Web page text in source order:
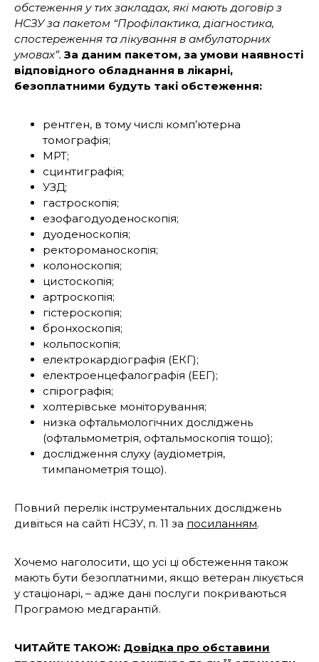
обстеження у тих закладах, які мають договір з
НСЗУ за пакетом “Профілактика, діагностика,
спостереження та лікування в амбулаторних
умовах”. За даним пакетом, за умови наявності
відповідного обладнання в лікарні,
безоплатними будуть такі обстеження:
рентген, в тому числі комп’ютерна
томографія;
МРТ;
сцинтиграфія;
УЗД;
гастроскопія;
езофагодуоденоскопія;
дуоденоскопія;
ректороманоскопія;
колоноскопія;
цистоскопія;
артроскопія;
гістероскопія;
бронхоскопія;
кольпоскопія;
електрокардіографія (ЕКГ);
електроенцефалографія (ЕЕГ);
спірографія;
холтерівське моніторування;
низка офтальмологічних досліджень
(офтальмометрія, офтальмоскопія тощо);
дослідження слуху (аудіометрія,
тимпанометрія тощо).
Повний перелік інструментальних досліджень
дивіться на сайті НСЗУ, п. 11 за посиланням.
Хочемо наголосити, що усі ці обстеження також
мають бути безоплатними, якщо ветеран лікується
у стаціонарі, – адже дані послуги покриваються
Програмою медгарантій.
ЧИТАЙТЕ ТАКОЖ: Довідка про обставини